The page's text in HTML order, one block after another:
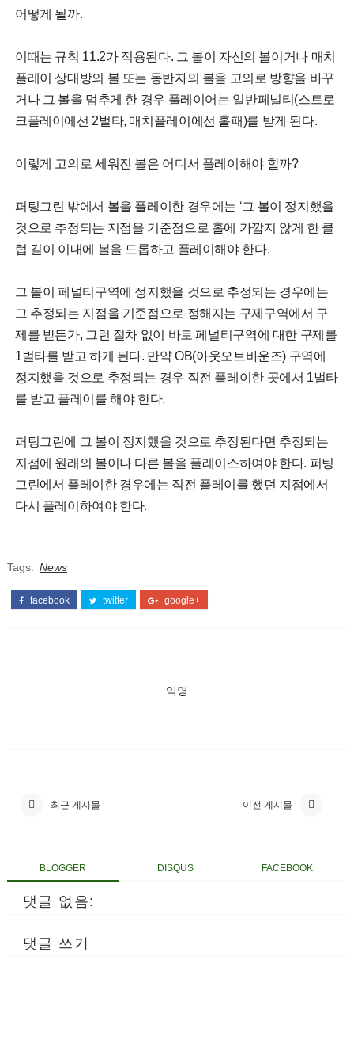
어떻게 될까.
이때는 규칙 11.2가 적용된다. 그 볼이 자신의 볼이거나 매치
플레이 상대방의 볼 또는 동반자의 볼을 고의로 방향을 바꾸
거나 그 볼을 멈추게 한 경우 플레이어는 일반페널티(스트로
크플레이에선 2벌타, 매치플레이에선 홀패)를 받게 된다.
이렇게 고의로 세워진 볼은 어디서 플레이해야 할까?
퍼팅그린 밖에서 볼을 플레이한 경우에는 ‘그 볼이 정지했을
것으로 추정되는 지점을 기준점으로 홀에 가깝지 않게 한 클
럽 길이 이내에 볼을 드롭하고 플레이해야 한다.
그 볼이 페널티구역에 정지했을 것으로 추정되는 경우에는
그 추정되는 지점을 기준점으로 정해지는 구제구역에서 구
제를 받든가, 그런 절차 없이 바로 페널티구역에 대한 구제를
1벌타를 받고 하게 된다. 만약 OB(아웃오브바운즈) 구역에
정지했을 것으로 추정되는 경우 직전 플레이한 곳에서 1벌타
를 받고 플레이를 해야 한다.
퍼팅그린에 그 볼이 정지했을 것으로 추정된다면 추정되는
지점에 원래의 볼이나 다른 볼을 플레이스하여야 한다. 퍼팅
그린에서 플레이한 경우에는 직전 플레이를 했던 지점에서
다시 플레이하여야 한다.
Tags: News
facebook twitter google+
익명
최근 게시물 이전 게시물
BLOGGER DISQUS FACEBOOK
댓글 없음:
댓글 쓰기